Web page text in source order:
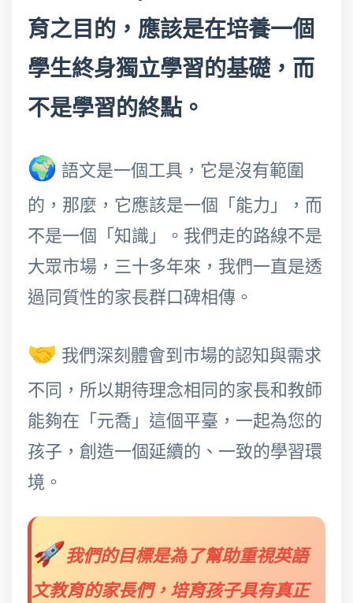
育之目的，應該是在培養一個
學生終身獨立學習的基礎，而
不是學習的終點。
🌍 語文是一個工具，它是沒有範圍
的，那麼，它應該是一個「能力」，而
不是一個「知識」。我們走的路線不是
大眾市場，三十多年來，我們一直是透
過同質性的家長群口碑相傳。
🤝 我們深刻體會到市場的認知與需求
不同，所以期待理念相同的家長和教師
能夠在「元喬」這個平臺，一起為您的
孩子，創造一個延續的、一致的學習環
境。
🚀我們的目標是為了幫助重視英語
文教育的家長們，培育孩子具有真正